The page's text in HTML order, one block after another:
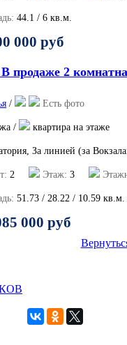
44.1 / 6 кв.м.
000 руб
В продаже 2
/ Есть фото
/ квартира на этаже
За линией (за
2 Этаж: 3
51.73 / 28.22 / 10.59 кв.м.
000 руб